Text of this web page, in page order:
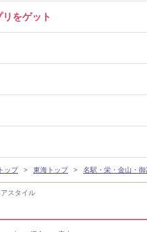
スタイル
をゲット
ップ 東海トップ 名駅・栄・金山・